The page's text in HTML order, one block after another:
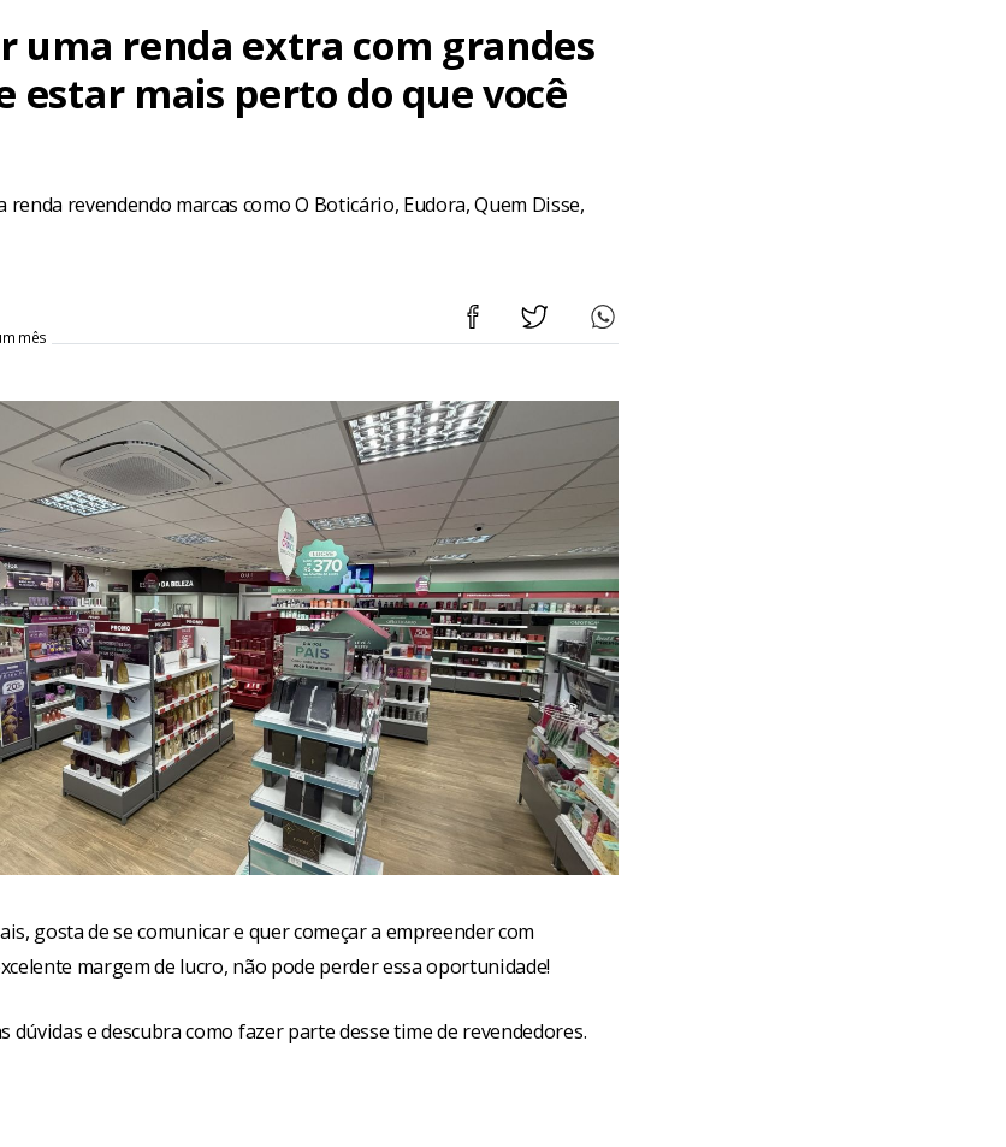
uma renda extra com grandes
estar mais perto do que você
renda revendendo marcas como O Boticário, Eudora, Quem Disse,
mês
gosta de se comunicar e quer começar a empreender com
margem de lucro, não pode perder essa oportunidade!
dúvidas e descubra como fazer parte desse time de revendedores.